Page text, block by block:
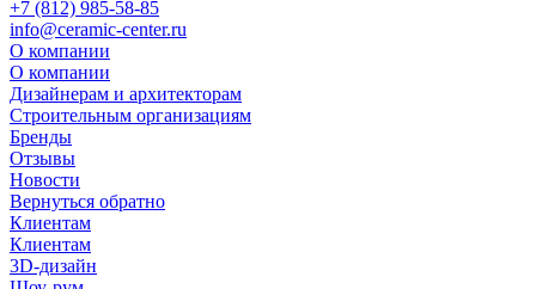
+7 (812) 985-58-85
info@ceramic-center.ru
О компании
О компании
Дизайнерам и архитекторам
Строительным организациям
Бренды
Отзывы
Новости
Вернуться обратно
Клиентам
Клиентам
3D-дизайн